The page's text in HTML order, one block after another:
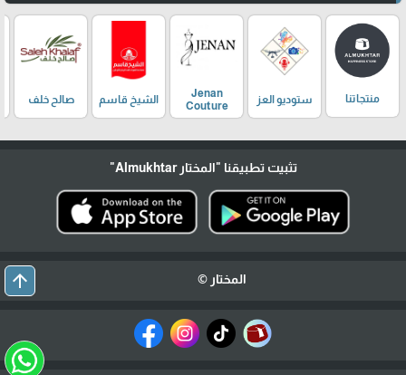
منتجاتنا ستوديو العز
Jenan
Couture
الشيخ قاسم صالح خلف
تثبيت تطبيقنا "المختار Almukhtar"
المختار © arrow_upward